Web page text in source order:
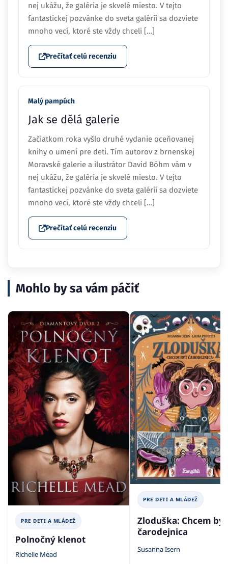
nej ukážu, že galéria je skvelé miesto. V tejto
fantastickej pozvánke do sveta galérií sa dozviete
mnoho vecí, ktoré ste vždy chceli […]
Prečítať celú recenziu
Malý pampúch
Jak se dělá galerie
Začiatkom roka vyšlo druhé vydanie oceňovanej
knihy o umení pre deti. Tím autorov z brnenskej
Moravské galerie a ilustrátor David Böhm vám v
nej ukážu, že galéria je skvelé miesto. V tejto
fantastickej pozvánke do sveta galérií sa dozviete
mnoho vecí, ktoré ste vždy chceli […]
Prečítať celú recenziu
Mohlo by sa vám páčiť
PRE DETI A MLÁDEŽ
Polnočný klenot
Richelle Mead
PRE DETI A MLÁDEŽ
Zloduška: Chcem byť
čarodejnica
Susanna Isern